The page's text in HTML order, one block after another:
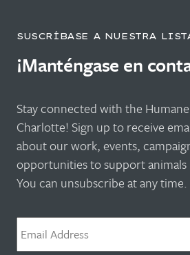
SUSCRÍBASE A NUESTRA
¡Manténgase en
Stay connected with the
Charlotte! Sign up to receive
about our work, events,
opportunities to support
You can unsubscribe at any time.
Correo
electrónico *